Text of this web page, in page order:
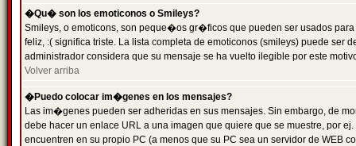
�Qu� son los emoticonos o Smileys?
Smileys, o emoticons, son peque�os gr�ficos que pueden ser usados
feliz, :( significa triste. La lista completa de emoticonos (smileys) puede
administrador considera que su mensaje se ha vuelto ilegible por este
Volver arriba
�Puedo colocar im�genes en los mensajes?
Las im�genes pueden ser adheridas en sus mensajes. Sin embargo, de
debe hacer un enlace URL a una imagen que quiere que se muestre, por
encuentren en su propio PC (a menos que su PC sea un servidor de